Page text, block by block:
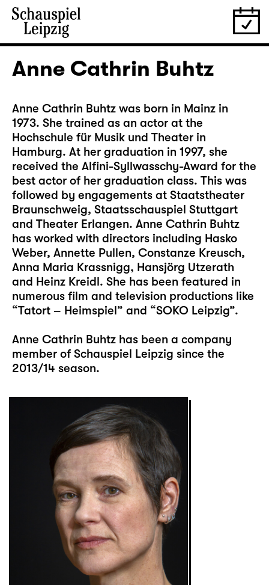
Anne Cathrin Buhtz
Anne Cathrin Buhtz was born in Mainz in
1973. She trained as an actor at the
Hochschule für Musik und Theater in
Hamburg. At her graduation in 1997, she
received the Alfini-Syllwasschy-Award for the
best actor of her graduation class. This was
followed by engagements at Staatstheater
Braunschweig, Staatsschauspiel Stuttgart
and Theater Erlangen. Anne Cathrin Buhtz
has worked with directors including Hasko
Weber, Annette Pullen, Constanze Kreusch,
Anna Maria Krassnigg, Hansjörg Utzerath
and Heinz Kreidl. She has been featured in
numerous film and television productions like
“Tatort – Heimspiel” and “SOKO Leipzig”.
Anne Cathrin Buhtz has been a company
member of Schauspiel Leipzig since the
2013/14 season.